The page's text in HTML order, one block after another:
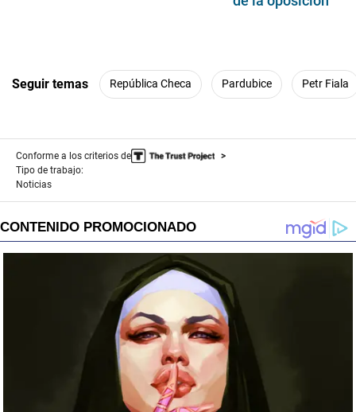
Seguir temas República Checa Pardubice Petr Fiala
Conforme a los criterios de
Tipo de trabajo:
Noticias